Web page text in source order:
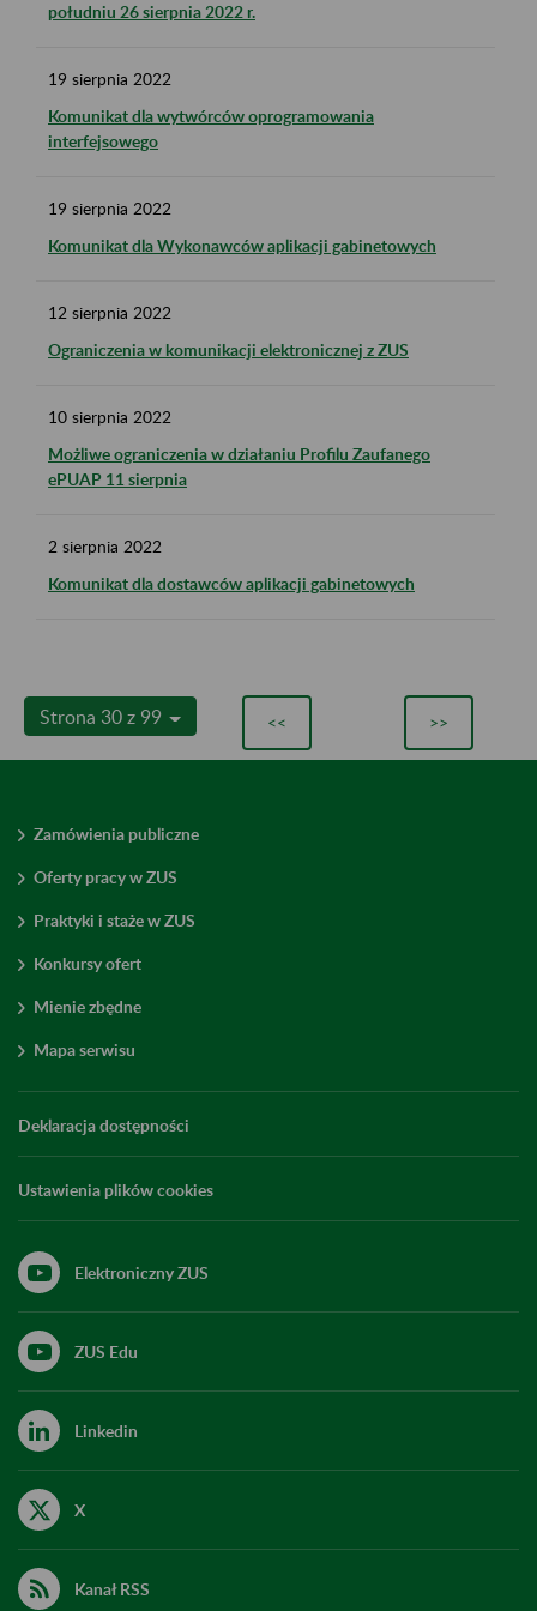
południu 26 sierpnia 2022 r.
19 sierpnia 2022
Komunikat dla wytwórców oprogramowania
interfejsowego
19 sierpnia 2022
Komunikat dla Wykonawców aplikacji gabinetowych
12 sierpnia 2022
Ograniczenia w komunikacji elektronicznej z ZUS
10 sierpnia 2022
Możliwe ograniczenia w działaniu Profilu Zaufanego
ePUAP 11 sierpnia
2 sierpnia 2022
Komunikat dla dostawców aplikacji gabinetowych
Strona 30 z 99 << >>
Zamówienia publiczne
Oferty pracy w ZUS
Praktyki i staże w ZUS
Konkursy ofert
Mienie zbędne
Mapa serwisu
Deklaracja dostępności
Ustawienia plików cookies
Elektroniczny ZUS
ZUS Edu
Linkedin
X
Kanał RSS